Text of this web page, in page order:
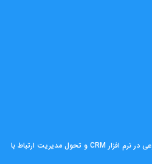
نقش هوش مصنوعی در نرم افزار CRM و تحول مدیریت ارتباط با